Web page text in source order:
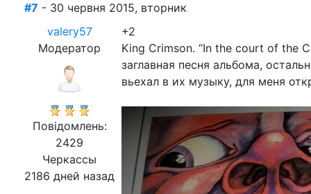
#7 - 30 червня 2015, вторник
valery57
Модератор
Повідомлень:
2429
Черкассы
2186 дней назад
+2
King Crimson. “In the court of the
заглавная песня альбома,
вьехал в их музыку, для меня